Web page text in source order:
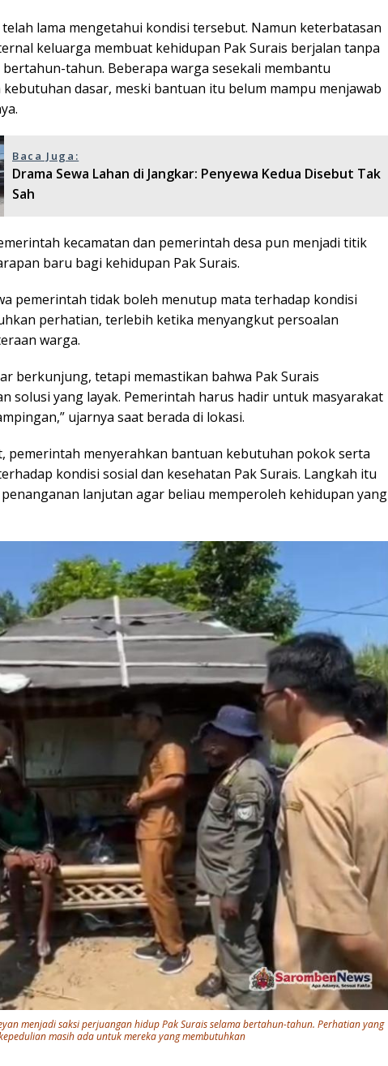
lama mengetahui kondisi tersebut. Namun keterbatasan
keluarga membuat kehidupan Pak Surais berjalan tanpa
tahun. Beberapa warga sesekali membantu
dasar, meski bantuan itu belum mampu menjawab
Baca Juga:
Drama Sewa Lahan di Jangkar: Penyewa Kedua Disebut Tak
Sah
kecamatan dan pemerintah desa pun menjadi titik
baru bagi kehidupan Pak Surais.
pemerintah tidak boleh menutup mata terhadap kondisi
perhatian, terlebih ketika menyangkut persoalan
warga.
berkunjung, tetapi memastikan bahwa Pak Surais
solusi yang layak. Pemerintah harus hadir untuk masyarakat
ujarnya saat berada di lokasi.
pemerintah menyerahkan bantuan kebutuhan pokok serta
kondisi sosial dan kesehatan Pak Surais. Langkah itu
lanjutan agar beliau memperoleh kehidupan yang
menjadi saksi perjuangan hidup Pak Surais selama bertahun-tahun. Perhatian yang
masih ada untuk mereka yang membutuhkan